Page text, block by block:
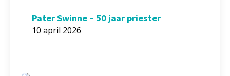
Pater Swinne – 50 jaar priester
10 april 2026